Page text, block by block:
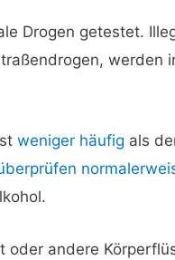
Drogen getestet.
werden
weniger häufig als
oder andere